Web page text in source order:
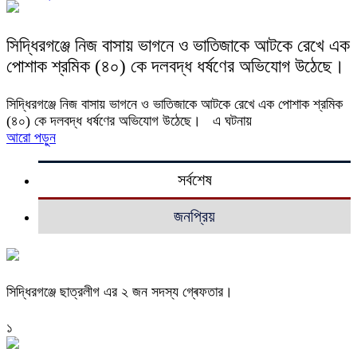
সিদ্ধিরগঞ্জে নিজ বাসায় ভাগনে ও ভাতিজাকে আটকে রেখে এক
পোশাক শ্রমিক (৪০) কে দলবদ্ধ ধর্ষণের অভিযোগ উঠেছে।
সিদ্ধিরগঞ্জে নিজ বাসায় ভাগনে ও ভাতিজাকে আটকে রেখে এক পোশাক শ্রমিক
(৪০) কে দলবদ্ধ ধর্ষণের অভিযোগ উঠেছে। এ ঘটনায়
আরো পড়ুন
সর্বশেষ
জনপ্রিয়
সিদ্ধিরগঞ্জে ছাত্রলীগ এর ২ জন সদস্য গ্ৰেফতার।
১